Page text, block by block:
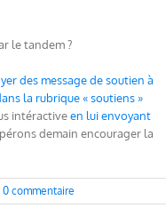
le tandem ?
des message de soutien à
la rubrique « soutiens »
intéractiveen lui envoyant
demain encourager la
0 commentaire